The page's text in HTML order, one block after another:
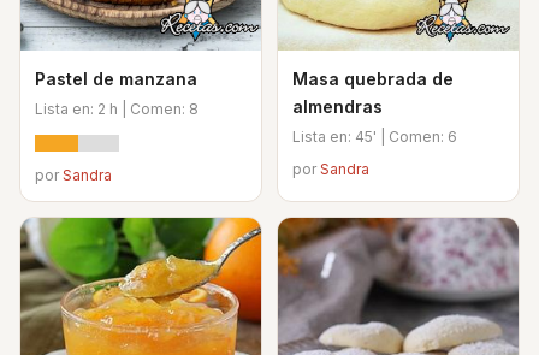
Pastel de manzana
Lista en: 2 h | Comen: 8
porSandra
Masa quebrada de
almendras
Lista en: 45' | Comen: 6
porSandra